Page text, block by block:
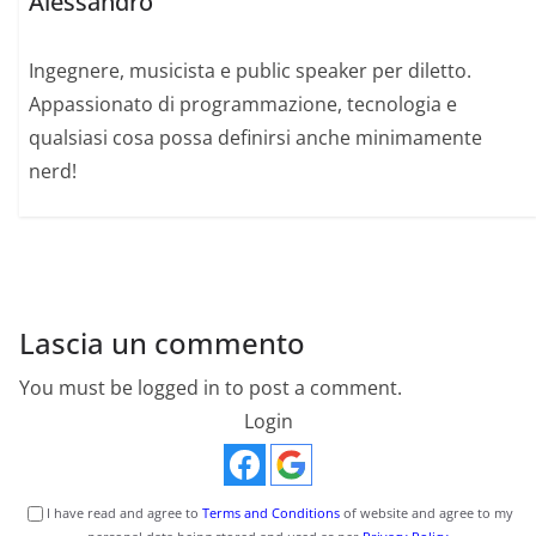
Ingegnere, musicista e public speaker per diletto.
Appassionato di programmazione, tecnologia e
qualsiasi cosa possa definirsi anche minimamente
nerd!
Lascia un commento
You must be logged in to post a comment.
Login
I have read and agree to Terms and Conditions of website and agree to my